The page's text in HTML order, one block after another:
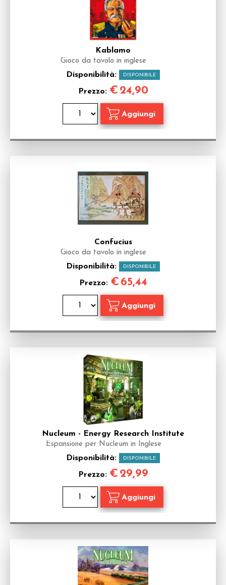
Kablamo
Gioco da tavolo in inglese
Disponibilità: DISPONIBILE
Prezzo: € 24,90
Confucius
Gioco da tavolo in inglese
Disponibilità: DISPONIBILE
Prezzo: € 65,44
Nucleum - Energy Research Institute
Espansione per Nucleum in Inglese
Disponibilità: DISPONIBILE
Prezzo: € 29,99